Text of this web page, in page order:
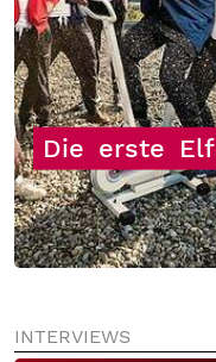
Die erste Elf
INTERVIEWS